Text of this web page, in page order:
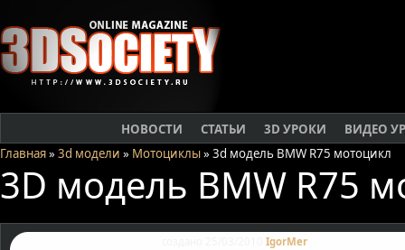
НОВОСТИ СТАТЬИ 3D УРОКИ
ВИДЕО
Главная» 3d модели » Мотоциклы» 3d модель BMW R75 мотоцикл
3D модель BMW R75
IgorMer